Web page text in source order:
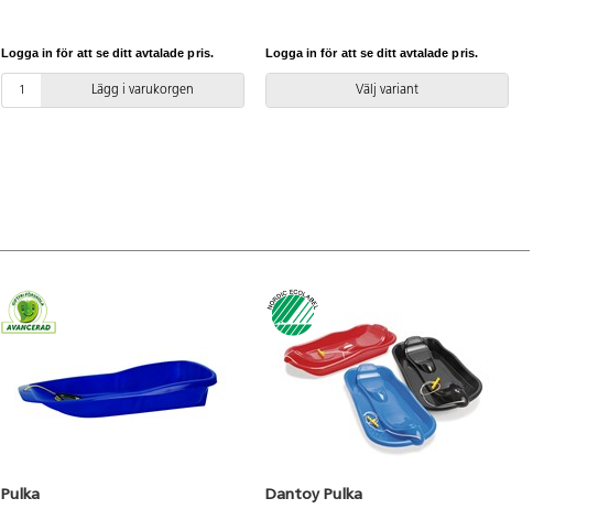
Logga in för att se ditt avtalade pris.
Lägg i varukorgen
Logga in för att se ditt avtalade pris.
Välj variant
Pulka Dantoy Pulka